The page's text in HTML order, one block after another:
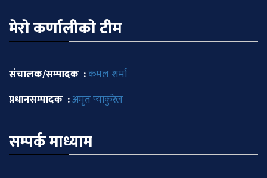
मेराे कर्णालीकाे टीम
संचालक/सम्पादक :कमल शर्मा
प्रधानसम्पादक :अमृत प्याकुरेल
सम्पर्क माध्याम